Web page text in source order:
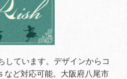
しています。デザインからコ
など対応可能。大阪府八尾市